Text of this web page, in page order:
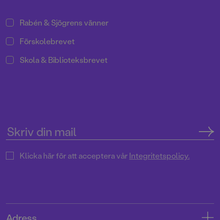
Rabén & Sjögrens vänner
Förskolebrevet
Skola & Biblioteksbrevet
Klicka här för att acceptera vårIntegritetspolicy.